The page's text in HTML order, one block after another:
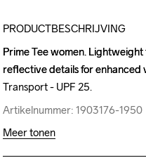
PRODUCTBESCHRIJVING
Prime Tee women.
reflective details for enhanced
Transport - UPF 25.
Artikelnummer: 1903176-1950
Prime Tee women.
reflective details for enhanced
Transport - UPF 25.
Artikelnummer: 1903176-1950
Meer tonen